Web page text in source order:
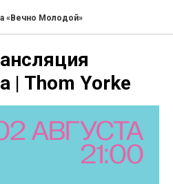
«Вечно Молодой»
| Thom Yorke